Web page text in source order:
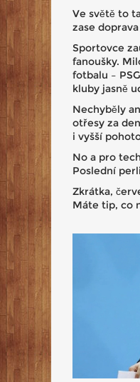
Ve světě to
zase
Sportovce
fanoušky.
fotbalu –
kluby jasně
Nechyběly
otřesy za
i vyšší
No a pro
Poslední
Zkrátka,
Máte tip, co